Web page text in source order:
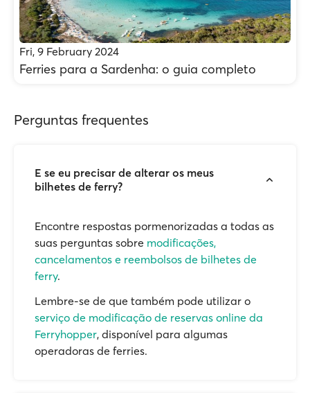
Fri, 9 February 2024
Ferries para a Sardenha: o guia completo
Perguntas frequentes
E se eu precisar de alterar os meus
bilhetes de ferry?
Encontre respostas pormenorizadas a todas as
suas perguntas sobre modificações,
cancelamentos e reembolsos de bilhetes de
ferry.
Lembre-se de que também pode utilizar o
serviço de modificação de reservas online da
Ferryhopper, disponível para algumas
operadoras de ferries.